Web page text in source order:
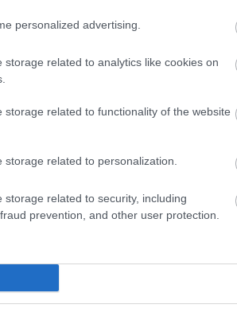
personalized advertising.
related to analytics like cookies on
storage related to functionality of the website
related to personalization.
related to security, including
prevention, and other user protection.
PR
-
adtak
mint